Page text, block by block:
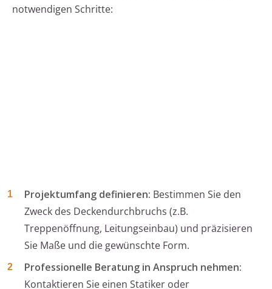
notwendigen Schritte:
Projektumfang definieren: Bestimmen Sie den
Zweck des Deckendurchbruchs (z.B.
Treppenöffnung, Leitungseinbau) und präzisieren
Sie Maße und die gewünschte Form.
Professionelle Beratung in Anspruch nehmen:
Kontaktieren Sie einen Statiker oder